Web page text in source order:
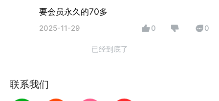
要会员永久的70多
2025-11-29 0 0
已经到底了
联系我们